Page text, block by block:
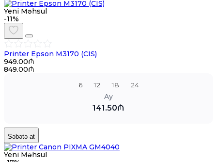
Yeni Məhsul
-11%
Printer Epson M3170 (CIS)
949.00₼
849.00₼
6
12 18
24
Ay
141.50₼
Səbətə at
Yeni Məhsul